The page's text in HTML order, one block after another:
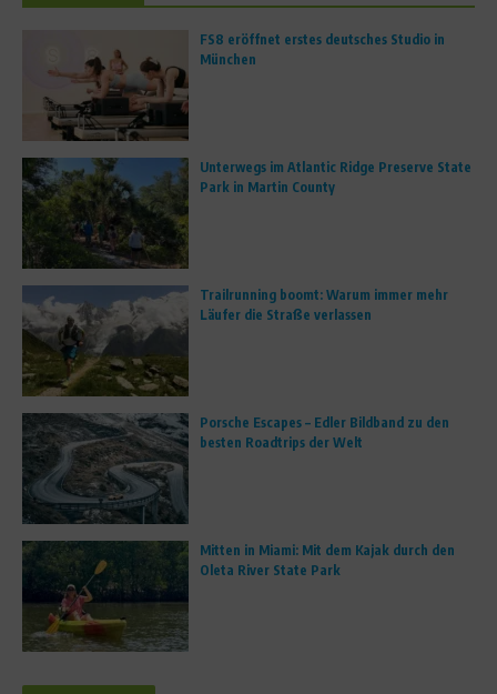
FS8 eröffnet erstes deutsches Studio in
München
Unterwegs im Atlantic Ridge Preserve State
Park in Martin County
Trailrunning boomt: Warum immer mehr
Läufer die Straße verlassen
Porsche Escapes – Edler Bildband zu den
besten Roadtrips der Welt
Mitten in Miami: Mit dem Kajak durch den
Oleta River State Park